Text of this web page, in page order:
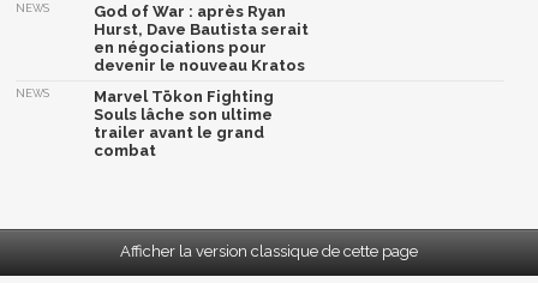
NEWS
God of War : après Ryan
Hurst, Dave Bautista serait
en négociations pour
devenir le nouveau Kratos
NEWS
Marvel Tōkon Fighting
Souls lâche son ultime
trailer avant le grand
combat
Afficher la version classique de cette page